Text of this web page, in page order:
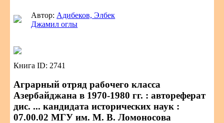
Автор: Адибеков, Элбек
Джамил оглы
Книга ID: 2741
Аграрный отряд рабочего класса
Азербайджана в 1970-1980 гг. : автореферат
дис. ... кандидата исторических наук :
07.00.02 МГУ им. М. В. Ломоносова